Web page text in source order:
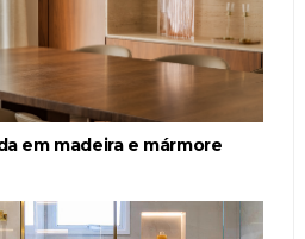
em madeira e mármore